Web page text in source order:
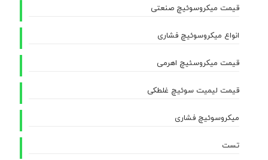
قیمت میکروسوئیچ صنعتی
انواع میکروسوئیچ فشاری
قیمت میکروسئیچ اهرمی
قیمت لیمیت سوئیچ غلطکی
میکروسوئیچ فشاری
تست